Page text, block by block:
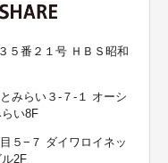
５番２１号 ＨＢＳ昭和
みらい３-７-１ オーシ
い8F
５−７ ダイワロイネッ
ル2F